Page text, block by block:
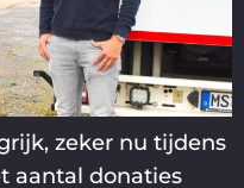
zeker nu tijdens
aantal donaties